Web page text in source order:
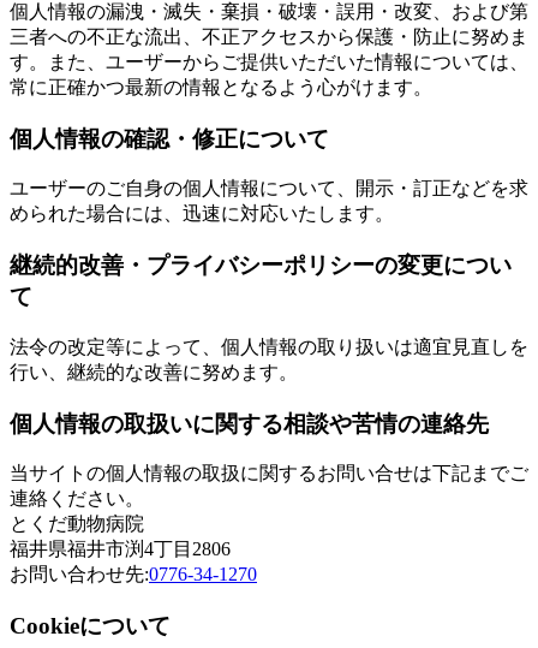
個人情報の漏洩・滅失・棄損・破壊・誤用・改変、および第
三者への不正な流出、不正アクセスから保護・防止に努めま
す。また、ユーザーからご提供いただいた情報については、
常に正確かつ最新の情報となるよう心がけます。
個人情報の確認・修正について
ユーザーのご自身の個人情報について、開示・訂正などを求
められた場合には、迅速に対応いたします。
継続的改善・プライバシーポリシーの変更につい
て
法令の改定等によって、個人情報の取り扱いは適宜見直しを
行い、継続的な改善に努めます。
個人情報の取扱いに関する相談や苦情の連絡先
当サイトの個人情報の取扱に関するお問い合せは下記までご
連絡ください。
とくだ動物病院
福井県福井市渕4丁目2806
お問い合わせ先:0776-34-1270
Cookieについて